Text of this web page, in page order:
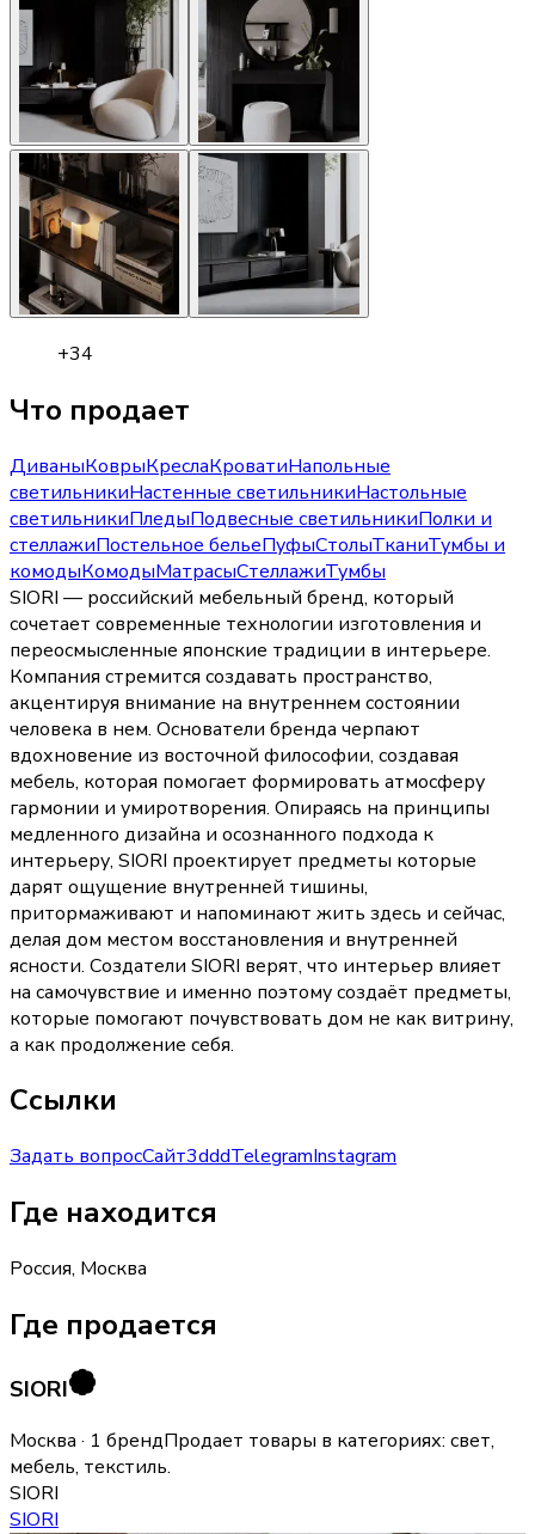
+34
Что продает
ДиваныКоврыКреслаКроватиНапольные
светильникиНастенные светильникиНастольные
светильникиПледыПодвесные светильникиПолки и
стеллажиПостельное бельеПуфыСтолыТканиТумбы и
комодыКомодыМатрасыСтеллажиТумбы
SIORI — российский мебельный бренд, который
сочетает современные технологии изготовления и
переосмысленные японские традиции в интерьере.
Компания стремится создавать пространство,
акцентируя внимание на внутреннем состоянии
человека в нем. Основатели бренда черпают
вдохновение из восточной философии, создавая
мебель, которая помогает формировать атмосферу
гармонии и умиротворения. Опираясь на принципы
медленного дизайна и осознанного подхода к
интерьеру, SIORI проектирует предметы которые
дарят ощущение внутренней тишины,
притормаживают и напоминают жить здесь и сейчас,
делая дом местом восстановления и внутренней
ясности. Создатели SIORI верят, что интерьер влияет
на самочувствие и именно поэтому создаёт предметы,
которые помогают почувствовать дом не как витрину,
а как продолжение себя.
Ссылки
Задать вопросСайт3dddTelegramInstagram
Где находится
Россия, Москва
Где продается
SIORI
Москва · 1 брендПродает товары в категориях: свет,
мебель, текстиль.
SIORI
SIORI